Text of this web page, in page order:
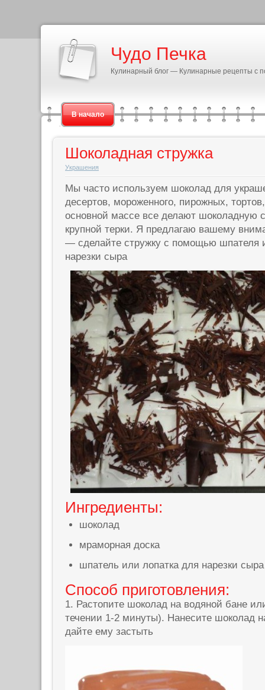
Чудо Печка
Кулинарный блог — Кулинарные рецепты с
В начало
Шоколадная стружка
Украшения
Мы часто используем шоколад для
десертов, мороженного, пирожных,
основной массе все делают шоколадную
крупной терки. Я предлагаю вашему
— сделайте стружку с помощью шпателя
нарезки сыра
Ингредиенты:
шоколад
мраморная доска
шпатель или лопатка для нарезки сыра
Способ приготовления:
1. Растопите шоколад на водяной бане
течении 1-2 минуты). Нанесите шоколад
дайте ему застыть